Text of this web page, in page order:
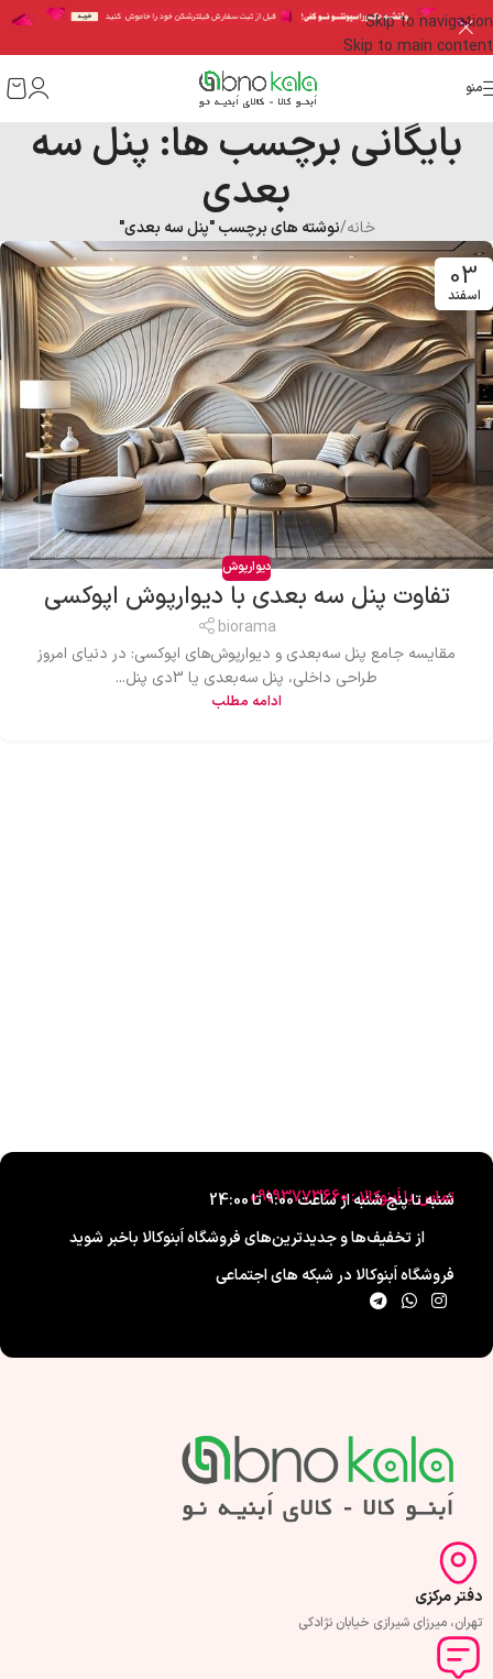
Skip to navigation
Skip to main content
منو
بایگانی برچسب ها: پنل سه
بعدی
خانه/نوشته های برچسب "پنل سه بعدی"
03
اسفند
دیوارپوش
تفاوت پنل سه بعدی با دیوارپوش اپوکسی
biorama
مقایسه جامع پنل‌ سه‌بعدی و دیوارپوش‌های اپوکسی: در دنیای امروز
طراحی داخلی، پنل‌ سه‌بعدی یا 3دی پنل...
ادامه مطلب
تماس با اَبنوکالا : 09193773660
شنبه تا پنج شنبه از ساعت 9:00 تا 24:00
از تخفیف‌ها و جدیدترین‌های فروشگاه اَبنوکالا باخبر شوید
فروشگاه اَبنوکالا در شبکه های اجتماعی
دفتر مرکزی
تهران، میرزای شیرازی خیابان نژادکی